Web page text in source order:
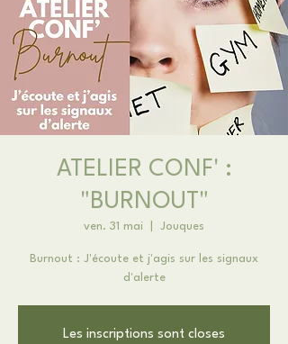
ATELIER CONF' :
"BURNOUT"
ven. 31 mai Jouques
Burnout : J'écoute et j'agis sur les signaux
d'alerte
Les inscriptions sont closes